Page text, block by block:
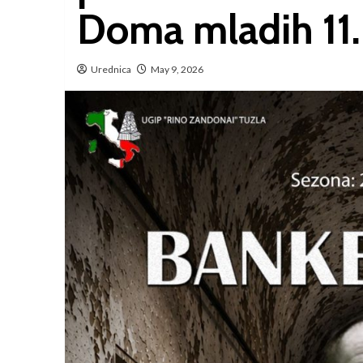
Doma mladih
Urednica May 9, 2026